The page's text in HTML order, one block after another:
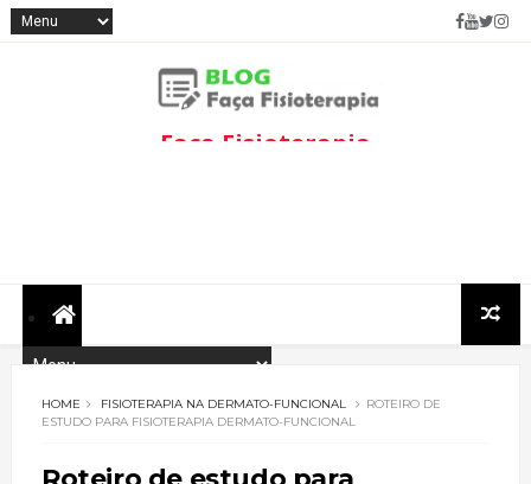
Faça Fisioterapia
HOME FISIOTERAPIA NA DERMATO-FUNCIONAL
ROTEIRO DE
ESTUDO PARA FISIOTERAPIA DERMATO-FUNCIONAL